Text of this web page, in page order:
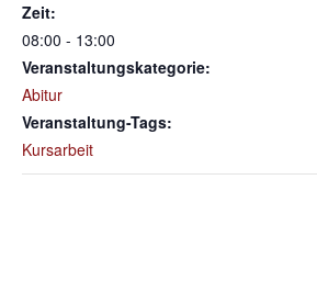
Zeit:
08:00 - 13:00
Veranstaltungskategorie:
Abitur
Veranstaltung-Tags:
Kursarbeit